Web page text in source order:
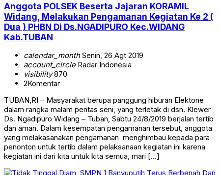
Anggota POLSEK Beserta Jajaran KORAMIL
Widang, Melakukan Pengamanan Kegiatan Ke 2 (
Dua ) PHBN Di Ds.NGADIPURO Kec.WIDANG
Kab.TUBAN
calendar_monthSenin, 26 Agt 2019
account_circleRadar Indonesia
visibility870
2Komentar
TUBAN,RI – Masyarakat berupa panggung hiburan Elektone
dalam rangka malam pentas seni, yang terletak di dsn. Klewer
Ds. Ngadipuro Widang – Tuban, Sabtu 24/8/2019 berjalan tertib
dan aman. Dalam kesempatan pengamanan tersebut, anggota
yang melakasanakan pengamanan menghimbau kepada para
penonton untuk tertib dalam pelaksanaan kegiatan ini karena
kegiatan ini dari kita untuk kita semua, mari […]